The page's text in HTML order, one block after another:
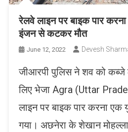
रेलवे लाइन पर बाइक पार
इंजन से कटकर मौत
June 12, 2022 Devesh
जीआरपी पुलिस ने शव को कब्जे
लिए भेजा Agra (Uttar
लाइन पर बाइक पार करना एक
गया। अछनेरा के शेखान